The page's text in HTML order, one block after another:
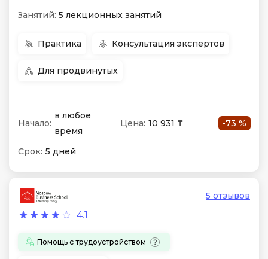
Занятий: 5 лекционных занятий
Практика Консультация экспертов
Для продвинутых
Начало:
в любое
время
Цена: 10 931 ₸ -73 %
Срок: 5 дней
4.1
5 отзывов
Помощь с трудоустройством